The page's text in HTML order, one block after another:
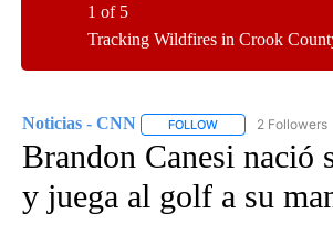
Tracking Wildfires in Crook
1 of 5
Noticias - CNN FOLLOW FOLLOW2 Followers
Brandon Canesi nació
y juega al golf a su